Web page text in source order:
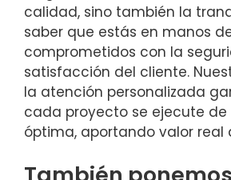
calidad, sino también la
saber que estás en manos
comprometidos con la
satisfacción del cliente.
la atención personalizada
cada proyecto se ejecute
óptima, aportando valor real